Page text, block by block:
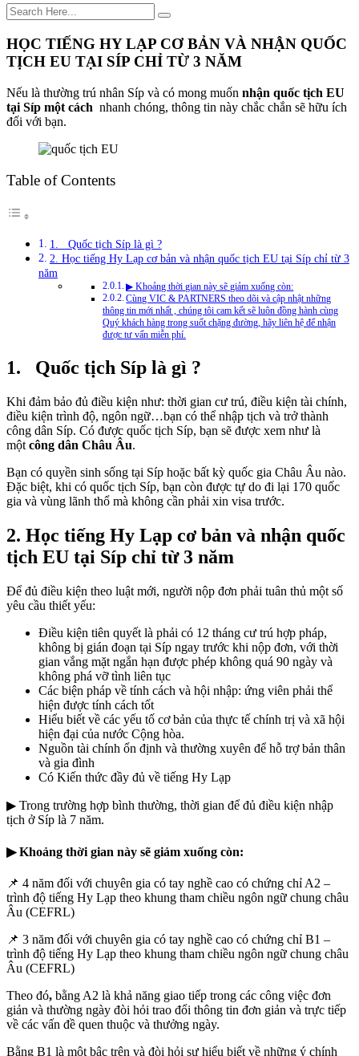
HỌC TIẾNG HY LẠP CƠ BẢN VÀ NHẬN QUỐC
TỊCH EU TẠI SÍP CHỈ TỪ 3 NĂM
Nếu là thường trú nhân Síp và có mong muốn nhận quốc tịch EU
tại Síp một cách nhanh chóng, thông tin này chắc chắn sẽ hữu ích
đối với bạn.
Table of Contents
1. Quốc tịch Síp là gì ?
2. Học tiếng Hy Lạp cơ bản và nhận quốc tịch EU tại Síp chỉ từ 3
năm
▶ Khoảng thời gian này sẽ giảm xuống còn:
Cùng VIC & PARTNERS theo dõi và cập nhật những
thông tin mới nhất , chúng tôi cam kết sẽ luôn đồng hành cùng
Quý khách hàng trong suốt chặng đường, hãy liên hệ để nhận
được tư vấn miễn phí.
1. Quốc tịch Síp là gì ?
Khi đảm bảo đủ điều kiện như: thời gian cư trú, điều kiện tài chính,
điều kiện trình độ, ngôn ngữ…bạn có thể nhập tịch và trở thành
công dân Síp. Có được quốc tịch Síp, bạn sẽ được xem như là
một công dân Châu Âu.
Bạn có quyền sinh sống tại Síp hoặc bất kỳ quốc gia Châu Âu nào.
Đặc biệt, khi có quốc tịch Síp, bạn còn được tự do đi lại 170 quốc
gia và vùng lãnh thổ mà không cần phải xin visa trước.
2. Học tiếng Hy Lạp cơ bản và nhận quốc
tịch EU tại Síp chỉ từ 3 năm
Để đủ điều kiện theo luật mới, người nộp đơn phải tuân thủ một số
yêu cầu thiết yếu:
Điều kiện tiên quyết là phải có 12 tháng cư trú hợp pháp,
không bị gián đoạn tại Síp ngay trước khi nộp đơn, với thời
gian vắng mặt ngắn hạn được phép không quá 90 ngày và
không phá vỡ tình liên tục
Các biện pháp về tính cách và hội nhập: ứng viên phải thể
hiện được tính cách tốt
Hiểu biết về các yếu tố cơ bản của thực tế chính trị và xã hội
hiện đại của nước Cộng hòa.
Nguồn tài chính ổn định và thường xuyên để hỗ trợ bản thân
và gia đình
Có Kiến thức đầy đủ về tiếng Hy Lạp
▶ Trong trường hợp bình thường, thời gian để đủ điều kiện nhập
tịch ở Síp là 7 năm.
▶ Khoảng thời gian này sẽ giảm xuống còn:
📌 4 năm đối với chuyên gia có tay nghề cao có chứng chỉ A2 –
trình độ tiếng Hy Lạp theo khung tham chiều ngôn ngữ chung châu
Âu (CEFRL)
📌 3 năm đối với chuyên gia có tay nghề cao có chứng chỉ B1 –
trình độ tiếng Hy Lạp theo khung tham chiều ngôn ngữ chung châu
Âu (CEFRL)
Theo đó, bằng A2 là khả năng giao tiếp trong các công việc đơn
giản và thường ngày đòi hỏi trao đổi thông tin đơn giản và trực tiếp
về các vấn đề quen thuộc và thưởng ngày.
Bằng B1 là một bậc trên và đòi hỏi sự hiểu biết về những ý chính